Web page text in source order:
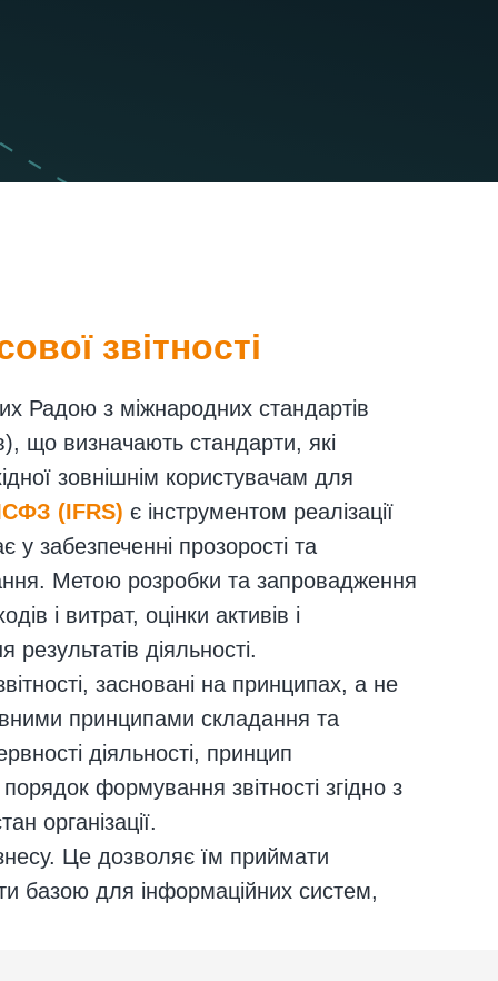
звітності
Радою з міжнародних стандартів
що визначають стандарти, які
зовнішнім користувачам для
(IFRS) є інструментом реалізації
у забезпеченні прозорості та
Метою розробки та запровадження
і витрат, оцінки активів і
діяльності.
засновані на принципах, а не
принципами складання та
діяльності, принцип
формування звітності згідно з
організації.
Це дозволяє їм приймати
базою для інформаційних систем,